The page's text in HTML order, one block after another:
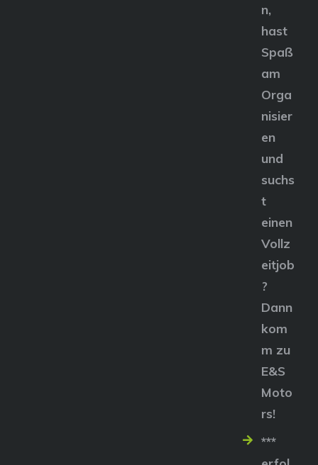
n,
hast
Spaß
am
Orga
nisier
en
und
suchs
t
einen
Vollz
eitjob
?
Dann
kom
m zu
E&S
Moto
rs!
***